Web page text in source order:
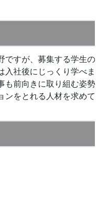
ですが、募集する学生の
入社後にじっくり学べま
も前向きに取り組む姿勢
ンをとれる人材を求めて